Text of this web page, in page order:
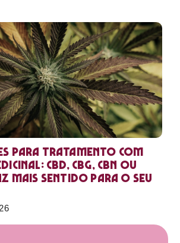
para tratamento com
CBD, CBG, CBN ou
mais sentido para o seu